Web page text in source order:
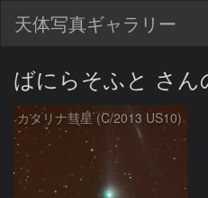
天体写真ギャラリー
ばにらそふと さん
カタリナ彗星 (C/2013 US10)